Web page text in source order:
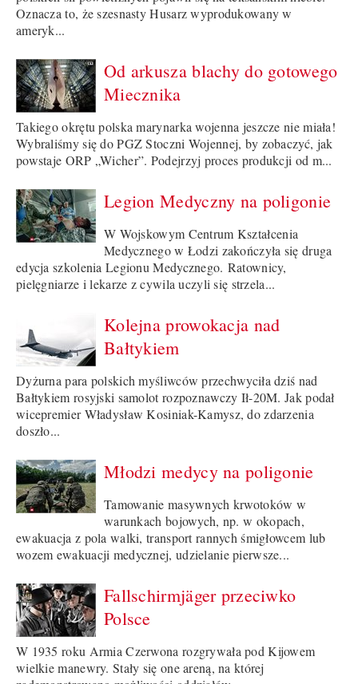
Oznacza to, że szesnasty Husarz wyprodukowany w
ameryk...
Od arkusza blachy do gotowego
Miecznika
Takiego okrętu polska marynarka wojenna jeszcze nie miała!
Wybraliśmy się do PGZ Stoczni Wojennej, by zobaczyć, jak
powstaje ORP „Wicher”. Podejrzyj proces produkcji od m...
Legion Medyczny na poligonie
W Wojskowym Centrum Kształcenia
Medycznego w Łodzi zakończyła się druga
edycja szkolenia Legionu Medycznego. Ratownicy,
pielęgniarze i lekarze z cywila uczyli się strzela...
Kolejna prowokacja nad
Bałtykiem
Dyżurna para polskich myśliwców przechwyciła dziś nad
Bałtykiem rosyjski samolot rozpoznawczy Ił-20M. Jak podał
wicepremier Władysław Kosiniak-Kamysz, do zdarzenia
doszło...
Młodzi medycy na poligonie
Tamowanie masywnych krwotoków w
warunkach bojowych, np. w okopach,
ewakuacja z pola walki, transport rannych śmigłowcem lub
wozem ewakuacji medycznej, udzielanie pierwsze...
Fallschirmjäger przeciwko
Polsce
W 1935 roku Armia Czerwona rozgrywała pod Kijowem
wielkie manewry. Stały się one areną, na której